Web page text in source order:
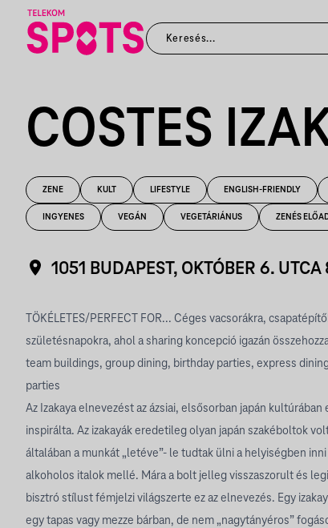
COSTES
ZENE KULT LIFESTYLE ENGLISH-FRIENDLY
INGYENES VEGÁN VEGETÁRIÁNUS ZENÉS
1051 BUDAPEST, OKTÓBER 6. UTCA
TÖKÉLETES/PERFECT FOR... Céges vacsorákra,
születésnapokra, ahol a sharing koncepció igazán
team buildings, group dining, birthday parties, express
parties
Az Izakaya elnevezést az ázsiai, elsősorban japán
inspirálta. Az izakayák eredetileg olyan japán szakéboltok
általában a munkát „letéve”- le tudtak ülni a helyiségben
alkoholos italok mellé. Mára a bolt jelleg visszaszorult és
bisztró stílust fémjelzi világszerte ez az elnevezés. Egy
egy tapas vagy mezze bárban, de nem „nagytányéros”